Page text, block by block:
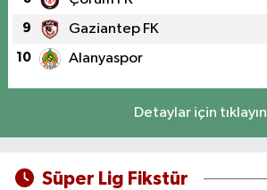
9 Gaziantep FK
10 Alanyaspor
Detaylar için tıklayın
Süper Lig Fikstür